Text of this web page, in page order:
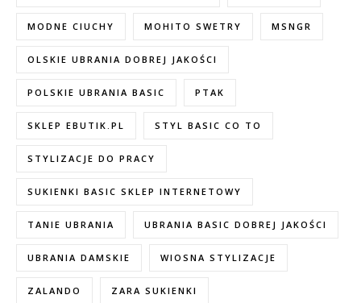
MODNE CIUCHY MOHITO SWETRY MSNGR
OLSKIE UBRANIA DOBREJ JAKOŚCI
POLSKIE UBRANIA BASIC PTAK
SKLEP EBUTIK.PL STYL BASIC CO TO
STYLIZACJE DO PRACY
SUKIENKI BASIC SKLEP INTERNETOWY
TANIE UBRANIA UBRANIA BASIC DOBREJ JAKOŚCI
UBRANIA DAMSKIE WIOSNA STYLIZACJE
ZALANDO ZARA SUKIENKI